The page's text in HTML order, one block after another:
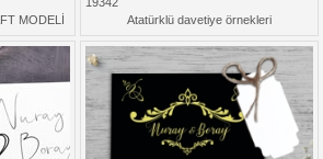
MODELİ Atatürklü davetiye örnekleri